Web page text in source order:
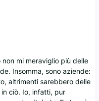
mi meraviglio più delle
Insomma, sono aziende:
altrimenti sarebbero delle
ciò. Io, infatti, pur